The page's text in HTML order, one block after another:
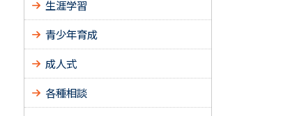
生涯学習
青少年育成
成人式
各種相談